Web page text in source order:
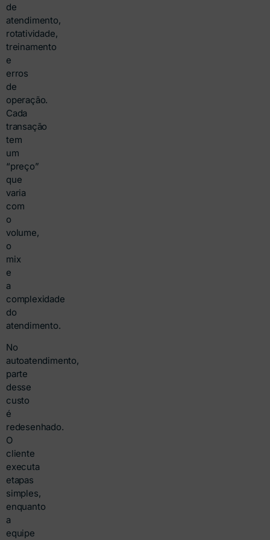
de
atendimento,
rotatividade,
treinamento
e
erros
de
operação.
Cada
transação
tem
um
“preço”
que
varia
com
o
volume,
o
mix
e
a
complexidade
do
atendimento.
No
autoatendimento,
parte
desse
custo
é
redesenhado.
O
cliente
executa
etapas
simples,
enquanto
a
equipe